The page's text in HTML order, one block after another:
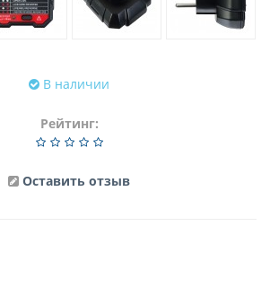
В наличии
Рейтинг:
Оставить отзыв